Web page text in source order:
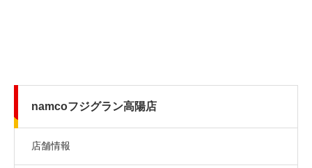
namcoフジグラン高陽店
店舗情報